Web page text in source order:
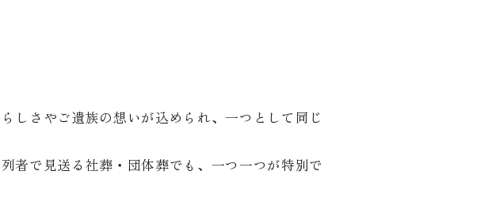
しさやご遺族の想いが込められ、一つとして同じ
者で見送る社葬・団体葬でも、一つ一つが特別で